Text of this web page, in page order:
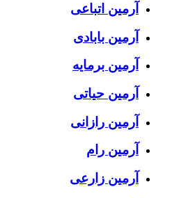
آرمین اتباعی
آرمین بابادی
آرمین برمایه
آرمین حیاتی
آرمین رازانی
آرمین رام
آرمین زارعی